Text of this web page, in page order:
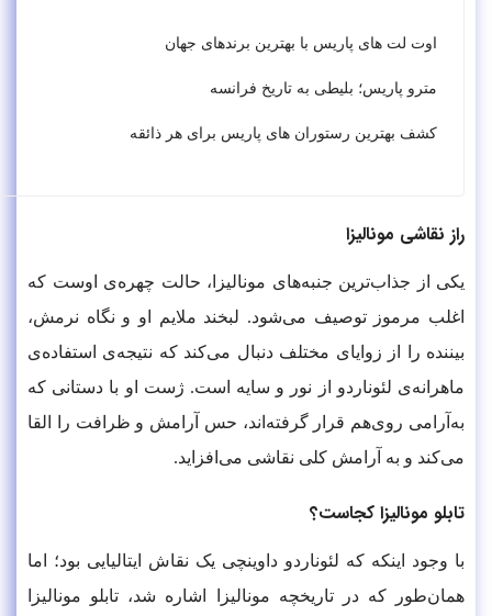
اوت لت های پاریس با بهترین برندهای جهان
مترو پاریس؛ بلیطی به تاریخ فرانسه
کشف بهترین رستوران های پاریس برای هر ذائقه
راز نقاشی مونالیزا
یکی از جذاب‌ترین جنبه‌های مونالیزا، حالت چهره‌ی اوست که
اغلب مرموز توصیف می‌شود. لبخند ملایم او و نگاه نرمش،
بیننده را از زوایای مختلف دنبال می‌کند که نتیجه‌ی استفاده‌ی
ماهرانه‌ی لئوناردو از نور و سایه است. ژست او با دستانی که
به‌آرامی روی‌هم قرار گرفته‌اند، حس آرامش و ظرافت را القا
می‌کند و به آرامش کلی نقاشی می‌افزاید.
تابلو مونالیزا کجاست؟
با وجود اینکه که لئوناردو داوینچی یک نقاش ایتالیایی بود؛ اما
همان‌طور که در تاریخچه مونالیزا اشاره شد، تابلو مونالیزا